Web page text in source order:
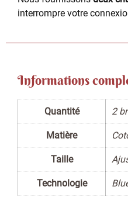
interrompre votre
Informations
Quantité 2
Matière
Taille
Technologie